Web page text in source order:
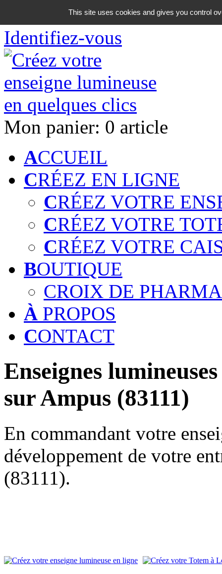
06 18 42 08 59
Identifiez-vous
Mon panier: 0 article
ACCUEIL
CRÉEZ EN LIGNE
CRÉEZ VOTRE
CRÉEZ VOTRE
CRÉEZ VOTRE
BOUTIQUE
CROIX DE
À PROPOS
CONTACT
Enseignes
sur Ampus (83111)
En commandant votre
développement de votre
(83111).
This site uses cookies and gives you control